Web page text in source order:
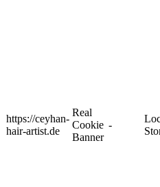
https://ceyhan-
hair-artist.de
Real
Cookie
Banner
-